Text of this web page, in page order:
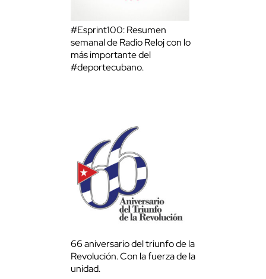
#Esprint100: Resumen
semanal de Radio Reloj con lo
más importante del
#deportecubano.
66 aniversario del triunfo de la
Revolución. Con la fuerza de la
unidad.